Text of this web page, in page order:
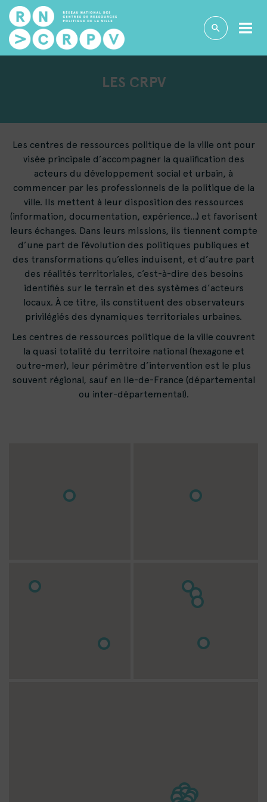
LES CRPV
Les centres de ressources politique de la ville ont pour
visée principale d’accompagner la qualification des
acteurs du développement social et urbain, à
commencer par les professionnels de la politique de la
ville. Ils mettent à leur disposition des ressources
(information, documentation, expérience…) et favorisent
leurs échanges. Dans leurs missions, ils tiennent compte
d’une part de l’évolution des politiques publiques et
des transformations qu’elles induisent, et d’autre part
des réalités territoriales, c’est-à-dire des besoins
identifiés sur le terrain et des systèmes d’acteurs
locaux. À ce titre, ils constituent des observateurs
privilégiés des dynamiques territoriales urbaines.
Les centres de ressources politique de la ville couvrent
la quasi totalité du territoire national (hexagone et
outre-mer), leur périmètre d’intervention est le plus
souvent régional, sauf en Ile-de-France (départemental
ou inter-départemental).